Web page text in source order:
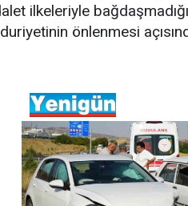
ilkeleriyle
önlenmesi